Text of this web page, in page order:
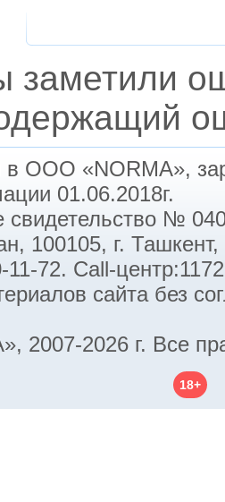
заметили
в ООО «NORMA»,
01.06.2018г.
свидетельство №
100105, г.
72. Call-
сайта без
2007-2026 г. Все
18+